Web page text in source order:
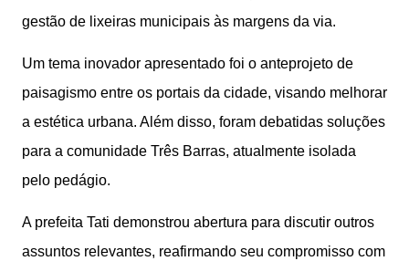
gestão de lixeiras municipais às margens da via.
Um tema inovador apresentado foi o anteprojeto de
paisagismo entre os portais da cidade, visando melhorar
a estética urbana. Além disso, foram debatidas soluções
para a comunidade Três Barras, atualmente isolada
pelo pedágio.
A prefeita Tati demonstrou abertura para discutir outros
assuntos relevantes, reafirmando seu compromisso com